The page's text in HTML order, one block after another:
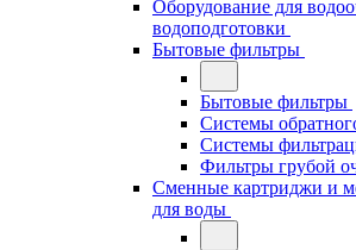
Оборудование для
водоподготовки
Бытовые фильтры
Бытовые фильтры
Системы
Системы
Фильтры грубой
Сменные картриджи и
для воды